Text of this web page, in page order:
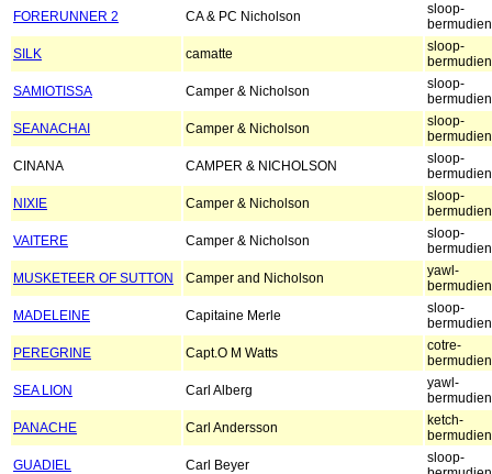
FORERUNNER 2
CA & PC Nicholson
sloop-
bermudien
SILK
camatte
sloop-
bermudien
SAMIOTISSA
Camper & Nicholson
sloop-
bermudien
SEANACHAI
Camper & Nicholson
sloop-
bermudien
CINANA
CAMPER & NICHOLSON
sloop-
bermudien
NIXIE
Camper & Nicholson
sloop-
bermudien
VAITERE
Camper & Nicholson
sloop-
bermudien
MUSKETEER OF SUTTON
Camper and Nicholson
yawl-
bermudien
MADELEINE
Capitaine Merle
sloop-
bermudien
PEREGRINE
Capt.O M Watts
cotre-
bermudien
SEA LION
Carl Alberg
yawl-
bermudien
PANACHE
Carl Andersson
ketch-
bermudien
GUADIEL
Carl Beyer
sloop-